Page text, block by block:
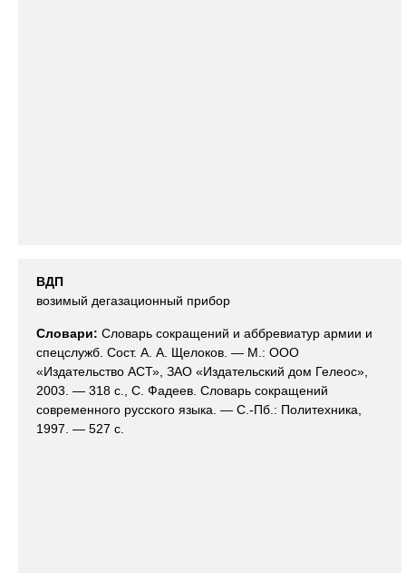
ВДП
возимый дегазационный прибор
Словари: Словарь сокращений и аббревиатур армии и
спецслужб. Сост. А. А. Щелоков. — М.: ООО
«Издательство АСТ», ЗАО «Издательский дом Гелеос»,
2003. — 318 с., С. Фадеев. Словарь сокращений
современного русского языка. — С.-Пб.: Политехника,
1997. — 527 с.